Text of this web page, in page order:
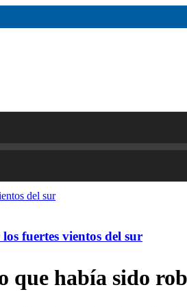
fuertes vientos del sur
había sido